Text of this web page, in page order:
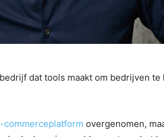
dat tools maakt om bedrijven
commerceplatform overgenomen,